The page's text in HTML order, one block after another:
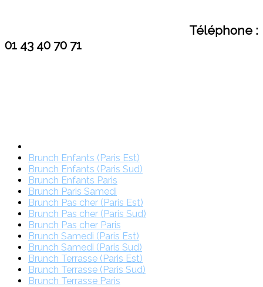
Téléphone :
01 43 40 70 71
Brunch Enfants (Paris Est)
Brunch Enfants (Paris Sud)
Brunch Enfants Paris
Brunch Paris Samedi
Brunch Pas cher (Paris Est)
Brunch Pas cher (Paris Sud)
Brunch Pas cher Paris
Brunch Samedi (Paris Est)
Brunch Samedi (Paris Sud)
Brunch Terrasse (Paris Est)
Brunch Terrasse (Paris Sud)
Brunch Terrasse Paris